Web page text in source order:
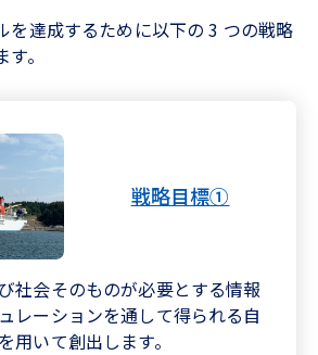
を達成するために以下の 3 つの戦略
。
戦略目標①
社会そのものが必要とする情報
レーションを通して得られる自
用いて創出します。